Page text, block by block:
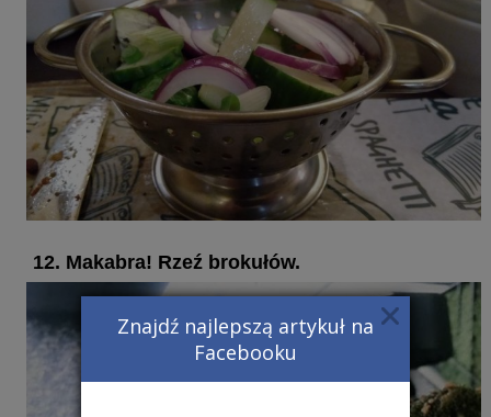
12. Makabra! Rzeź brokułów.
Znajdź najlepszą artykuł na
Facebooku